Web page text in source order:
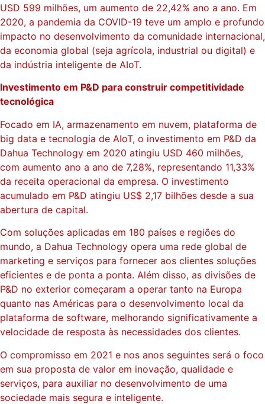
USD 599 milhões, um aumento de 22,42% ano a ano. Em
2020, a pandemia da COVID-19 teve um amplo e profundo
impacto no desenvolvimento da comunidade internacional,
da economia global (seja agrícola, industrial ou digital) e
da indústria inteligente de AIoT.
Investimento em P&D para construir competitividade
tecnológica
Focado em IA, armazenamento em nuvem, plataforma de
big data e tecnologia de AIoT, o investimento em P&D da
Dahua Technology em 2020 atingiu USD 460 milhões,
com aumento ano a ano de 7,28%, representando 11,33%
da receita operacional da empresa. O investimento
acumulado em P&D atingiu US$ 2,17 bilhões desde a sua
abertura de capital.
Com soluções aplicadas em 180 países e regiões do
mundo, a Dahua Technology opera uma rede global de
marketing e serviços para fornecer aos clientes soluções
eficientes e de ponta a ponta. Além disso, as divisões de
P&D no exterior começaram a operar tanto na Europa
quanto nas Américas para o desenvolvimento local da
plataforma de software, melhorando significativamente a
velocidade de resposta às necessidades dos clientes.
O compromisso em 2021 e nos anos seguintes será o foco
em sua proposta de valor em inovação, qualidade e
serviços, para auxiliar no desenvolvimento de uma
sociedade mais segura e inteligente.